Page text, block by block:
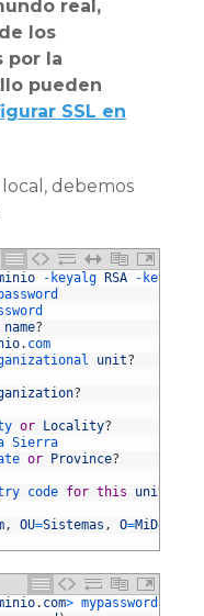
real,
los
por la
pueden
SSL en
debemos
- keyalg RSA -
name?
. com
unit?
?
or Locality?
Sierra
or Province?
code for this unit
, OU=Sistemas , O=MiDominio
. com> mypassword